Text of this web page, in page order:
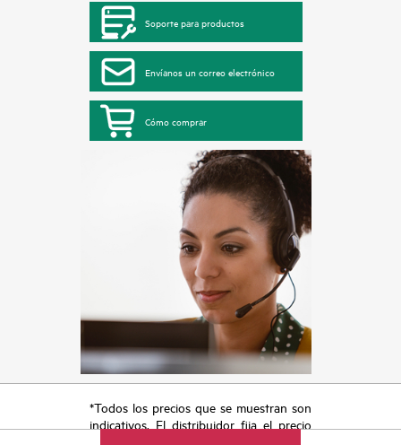
Soporte para productos
Envíanos un correo electrónico
Cómo comprar
*Todos los precios que se muestran son
indicativos. El distribuidor fija el precio